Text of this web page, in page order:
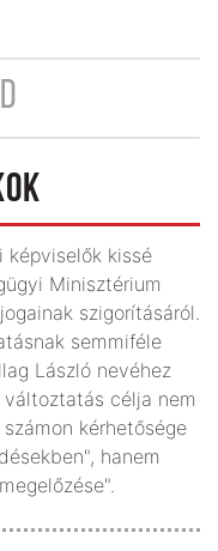
képviselők kissé
Minisztérium
szigorításáról.
semmiféle
László nevéhez
változtatás célja nem
kérhetősége
hanem